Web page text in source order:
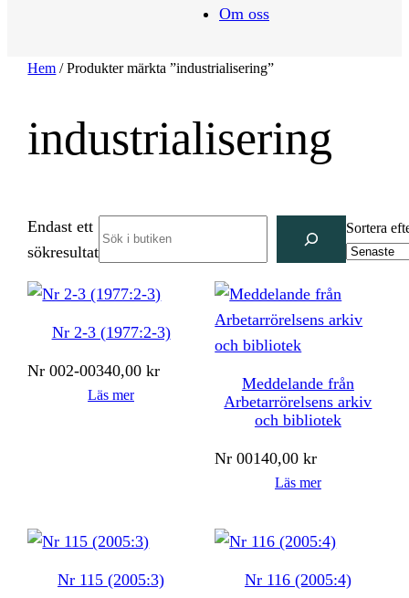
Om oss
Hem / Produkter märkta ”industrialisering”
industrialisering
Endast ett
sökresultat
Sortera
Nr 2-3 (1977:2-3)
Nr 002-00340,00kr
Läs mer
Meddelande från
Arbetarrörelsens arkiv
och bibliotek
Nr 00140,00kr
Läs mer
Nr 115 (2005:3) Nr 116 (2005:4)